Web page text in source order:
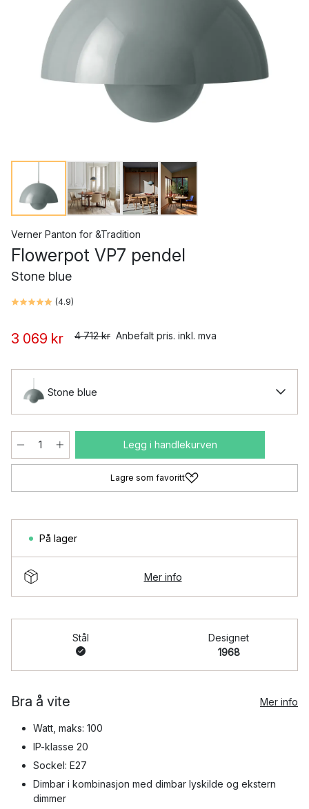
Verner Panton for &Tradition
Flowerpot VP7 pendel
Stone blue
(4.9)
3 069 kr 4 712 kr Anbefalt pris. inkl. mva
Stone blue
Legg i handlekurven
Lagre som favoritt
På lager
Mer info
Stål
Designet
1968
Bra å vite Mer info
Watt, maks: 100
IP-klasse 20
Sockel: E27
Dimbar i kombinasjon med dimbar lyskilde og ekstern
dimmer